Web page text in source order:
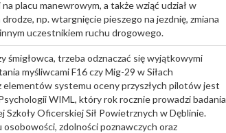
placu manewrowym, a także wziąć udział w
np. wtargnięcie pieszego na jezdnię, zmiana
uczestnikiem ruchu drogowego.
trzeba odznaczać się wyjątkowymi
myśliwcami F16 czy Mig-29 w Siłach
systemu oceny przyszłych pilotów jest
WIML, który rok rocznie prowadzi badania
Oficerskiej Sił Powietrznych w Dęblinie.
zdolności poznawczych oraz